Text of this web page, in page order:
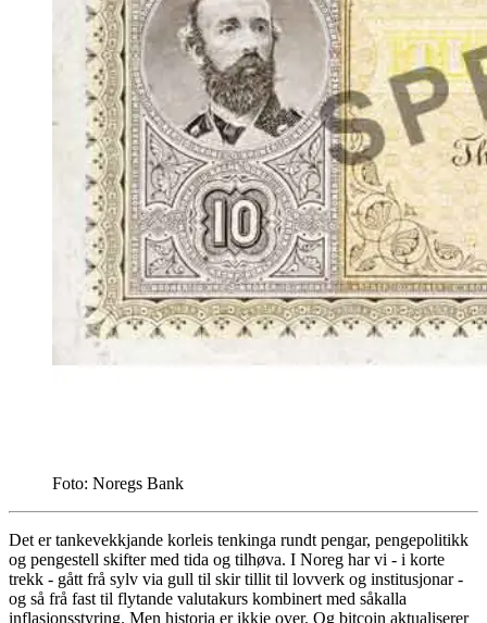
Foto: Noregs Bank
Det er tankevekkjande korleis tenkinga rundt pengar, pengepolitikk
og pengestell skifter med tida og tilhøva. I Noreg har vi - i korte
trekk - gått frå sylv via gull til skir tillit til lovverk og institusjonar -
og så frå fast til flytande valutakurs kombinert med såkalla
inflasjonsstyring. Men historia er ikkje over. Og bitcoin aktualiserer